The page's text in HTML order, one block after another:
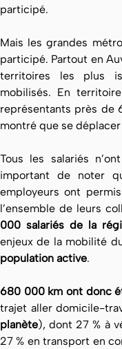
participé.
Mais les grandes
participé. Partout en
territoires les plus
mobilisés. En
représentants près de
montré que se
Tous les salariés
important de noter
employeurs ont
l’ensemble de leurs
000 salariés de la
enjeux de la mobilité
population active.
680 000 km ont donc
trajet aller domicile-
planète), dont 27 % à
27 % en transport en